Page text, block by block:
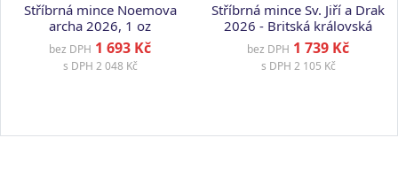
Stříbrná mince Noemova
archa 2026, 1 oz
bez DPH 1 693 Kč
s DPH 2 048 Kč
Stříbrná mince Sv. Jiří a Drak
2026 - Britská královská
mincovna, 1 oz
bez DPH 1 739 Kč
s DPH 2 105 Kč